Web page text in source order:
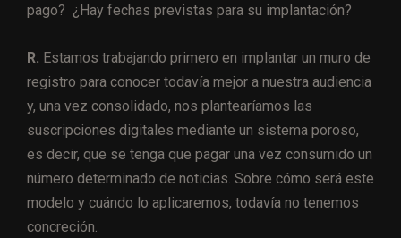
pago? ¿Hay fechas previstas para su implantación?
R. Estamos trabajando primero en implantar un muro de
registro para conocer todavía mejor a nuestra audiencia
y, una vez consolidado, nos plantearíamos las
suscripciones digitales mediante un sistema poroso,
es decir, que se tenga que pagar una vez consumido un
número determinado de noticias. Sobre cómo será este
modelo y cuándo lo aplicaremos, todavía no tenemos
concreción.